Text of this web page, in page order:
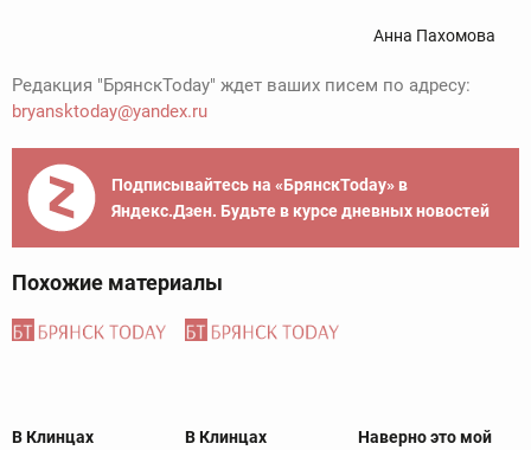
Анна Пахомова
Редакция "БрянскToday" ждет ваших писем по адресу:
bryansktoday@yandex.ru
Подписывайтесь на «БрянскToday» в
Яндекс.Дзен. Будьте в курсе дневных новостей
Похожие материалы
В Клинцах
В Клинцах
Наверно это мой